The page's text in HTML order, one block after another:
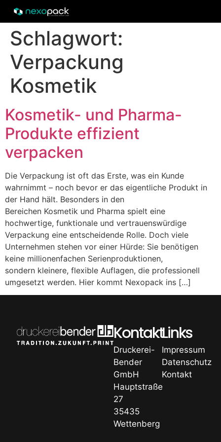
Schlagwort:
Verpackung
Kosmetik
Kosmetik- und Pharma-
Produkte effizient
verpacken
Die Verpackung ist oft das Erste, was ein Kunde
wahrnimmt – noch bevor er das eigentliche Produkt in
der Hand hält. Besonders in den
Bereichen Kosmetik und Pharma spielt eine
hochwertige, funktionale und vertrauenswürdige
Verpackung eine entscheidende Rolle. Doch viele
Unternehmen stehen vor einer Hürde: Sie benötigen
keine millionenfachen Serienproduktionen,
sondern kleinere, flexible Auflagen, die professionell
umgesetzt werden. Hier kommt Nexopack ins […]
Kontakt
Druckerei-
Bender
GmbH
Hauptstraße
27
35435
Wettenberg
Links
Impressum
Datenschutz
Kontakt